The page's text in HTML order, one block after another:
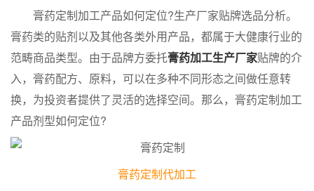
膏药定制加工产品如何定位?生产厂家贴牌选品分析。
膏药类的贴剂以及其他各类外用产品，都属于大健康行业的
范畴商品类型。由于品牌方委托膏药加工生产厂家贴牌的介
入，膏药配方、原料，可以在多种不同形态之间做任意转
换，为投资者提供了灵活的选择空间。那么，膏药定制加工
产品剂型如何定位?
膏药定制代加工